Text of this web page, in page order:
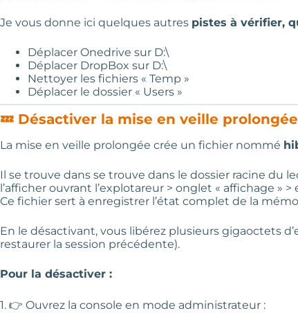
Je vous donne ici quelques autres pistes à vérifier,
Déplacer Onedrive sur D:\
Déplacer DropBox sur D:\
Nettoyer les fichiers « Temp »
Déplacer le dossier « Users »
💤 Désactiver la mise en veille prolongée
La mise en veille prolongée crée un fichier nommé
Il se trouve dans se trouve dans le dossier racine du
l’afficher ouvrant l’explotareur > onglet « affichage »
Ce fichier sert à enregistrer l’état complet de la
En le désactivant, vous libérez plusieurs gigaoctets
restaurer la session précédente).
Pour la désactiver :
1. 👉 Ouvrez la console en mode administrateur :